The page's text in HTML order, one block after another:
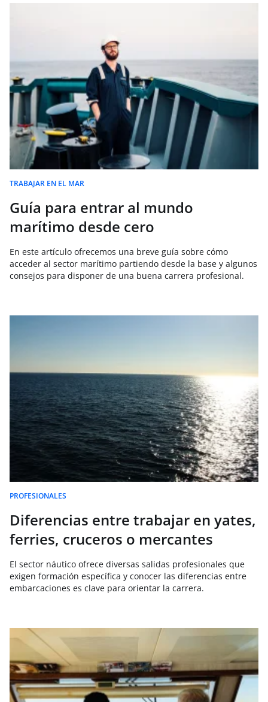
TRABAJAR EN EL MAR
Guía para entrar al mundo
marítimo desde cero
En este artículo ofrecemos una breve guía sobre cómo
acceder al sector marítimo partiendo desde la base y algunos
consejos para disponer de una buena carrera profesional.
PROFESIONALES
Diferencias entre trabajar en yates,
ferries, cruceros o mercantes
El sector náutico ofrece diversas salidas profesionales que
exigen formación específica y conocer las diferencias entre
embarcaciones es clave para orientar la carrera.